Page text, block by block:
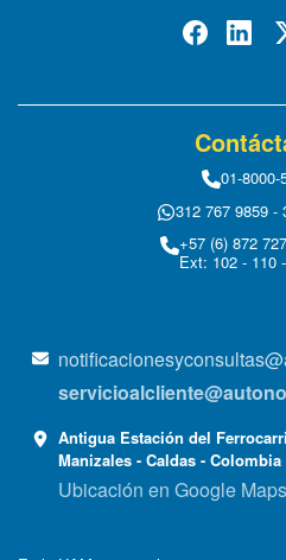
01-8000-
312 767 9859 -
+57 (6) 872
Ext: 102 - 110
Antigua Estación del
Manizales - Caldas - Colombia
Ubicación en Google Maps